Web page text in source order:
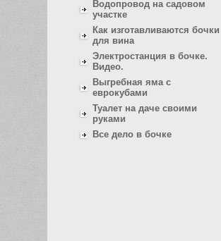
Водопровод на садовом
участке
Как изготавливаются бочки
для вина
Электростанция в бочке.
Видео.
Выгребная яма с
еврокубами
Туалет на даче своими
руками
Все дело в бочке